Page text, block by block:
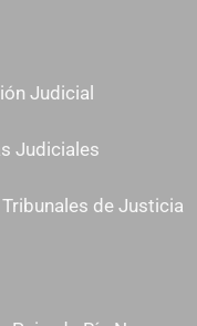
Judicial
Judiciales
de Justicia